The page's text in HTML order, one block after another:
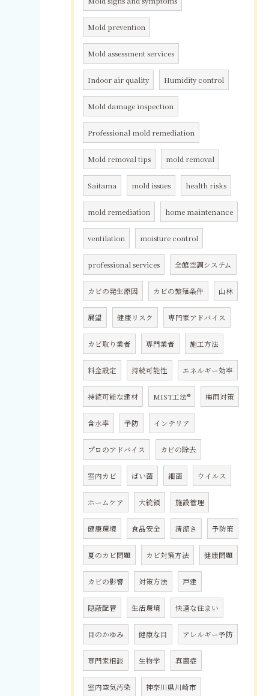
Mold prevention
Mold assessment services
Indoor air quality Humidity control
Mold damage inspection
Professional mold remediation
Mold removal tips mold removal
Saitama mold issues health risks
mold remediation home maintenance
ventilation moisture control
professional services 全館空調システム
カビの発生原因 カビの繁殖条件 山林
展望 健康リスク 専門家アドバイス
カビ取り業者 専門業者 施工方法
料金設定 持続可能性 エネルギー効率
持続可能な建材 MIST工法® 梅雨対策
含水率 予防 インテリア
プロのアドバイス カビの除去
室内カビ ばい菌 細菌 ウイルス
ホームケア 大統領 施設管理
健康環境 食品安全 清潔さ 予防策
夏のカビ問題 カビ対策方法 健康問題
カビの影響 対策方法 戸建
隠蔽配管 生活環境 快適な住まい
目のかゆみ 健康な目 アレルギー予防
専門家相談 生物学 真菌症
室内空気汚染 神奈川県川崎市